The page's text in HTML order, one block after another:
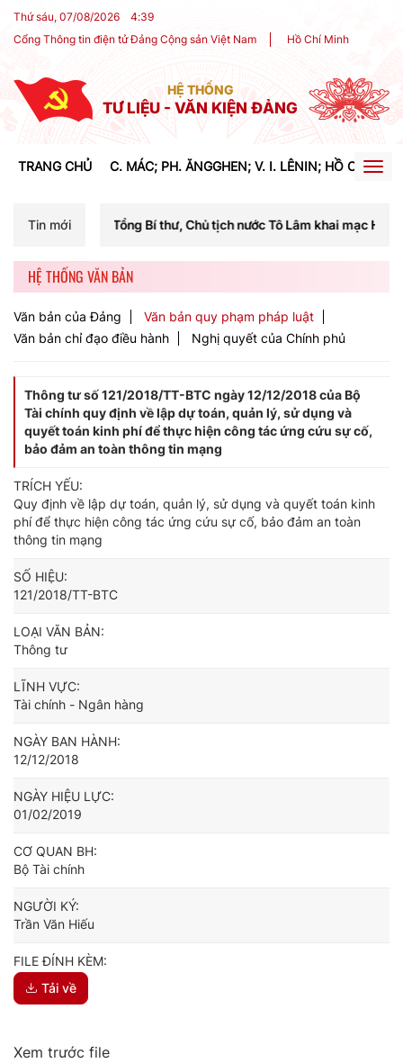
Thứ sáu, 07/08/2026 4:39
Cổng Thông tin điện tử Đảng Cộng sản Việt Nam
Hồ Chí Minh
HỆ THỐNG
TƯ LIỆU - VĂN KIỆN ĐẢNG
TRANG CHỦ C. MÁC; PH. ĂNGGHEN; V. I. LÊNIN; HỒ CHÍ
Tin mới
Bí thư, Chủ tịch nước Tô Lâm khai mạc Hội nghị Trung ương
HỆ THỐNG VĂN BẢN
Văn bản của Đảng
Văn bản quy phạm pháp luật
Văn bản chỉ đạo điều hành
Nghị quyết của Chính phủ
Thông tư số 121/2018/TT-BTC ngày 12/12/2018 của Bộ
Tài chính quy định về lập dự toán, quản lý, sử dụng và
quyết toán kinh phí để thực hiện công tác ứng cứu sự cố,
bảo đảm an toàn thông tin mạng
TRÍCH YẾU:
Quy định về lập dự toán, quản lý, sử dụng và quyết toán kinh
phí để thực hiện công tác ứng cứu sự cố, bảo đảm an toàn
thông tin mạng
SỐ HIỆU:
121/2018/TT-BTC
LOẠI VĂN BẢN:
Thông tư
LĨNH VỰC:
Tài chính - Ngân hàng
NGÀY BAN HÀNH:
12/12/2018
NGÀY HIỆU LỰC:
01/02/2019
CƠ QUAN BH:
Bộ Tài chính
NGƯỜI KÝ:
Trần Văn Hiếu
FILE ĐÍNH KÈM:
Tải về
Xem trước file